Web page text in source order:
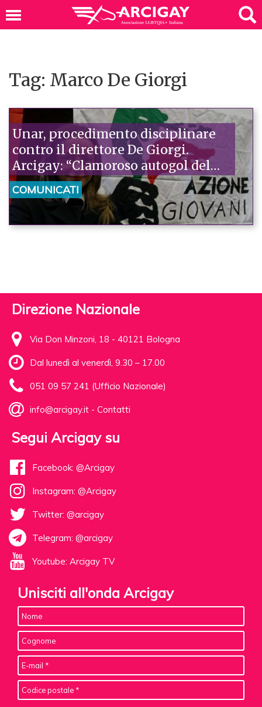
Tag: Marco De Giorgi
Unar, procedimento disciplinare
contro il direttore De Giorgi.
Arcigay: “Clamoroso autogol del
Governo, Renzi smentisca”
COMUNICATI
Direzione Nazionale
Via Don Minzoni, 18 - 40121 Bologna
Dal lunedì al venerdì, 9.30 – 17.00
051 09 57 241 (Ufficio Nazionale)
info@arcigay.it - Contatti
Segui Arcigay su
Facebook: @Arcigay
Instagram: @Arcigay
Twitter: @arcigay
Telegram: @arcigay
Youtube: Arcigay TV
Unisciti all'onda Arcigay